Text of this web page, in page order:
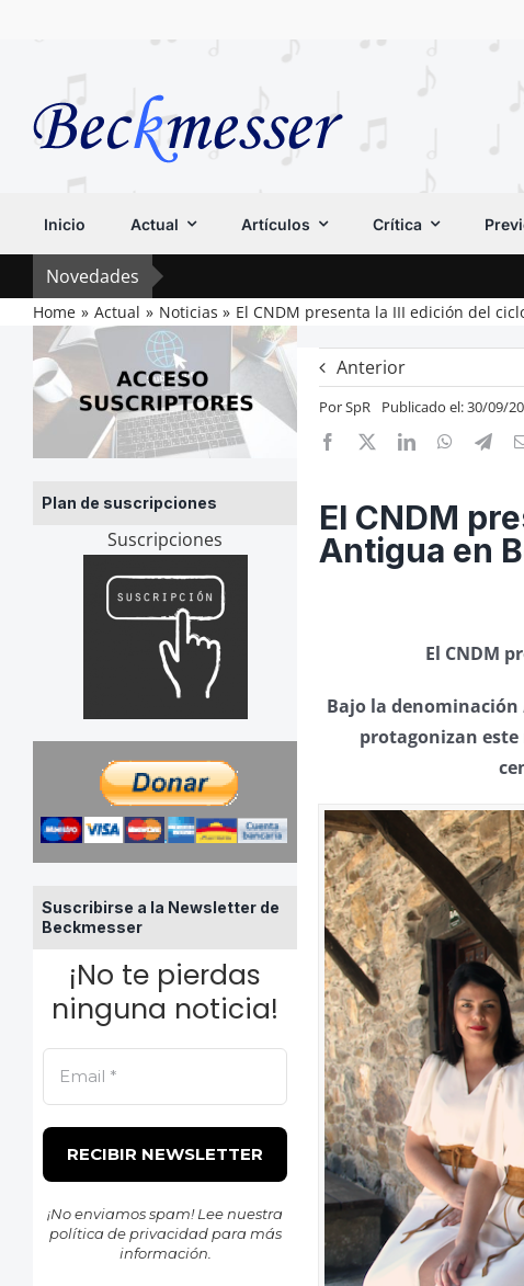
Inicio Actual Artículos Crítica
Novedades
Home Actual Noticias El CNDM presenta la III edición del
Plan de suscripciones
Suscripciones
Suscribirse a la Newsletter de
Beckmesser
¡No te pierdas
ninguna noticia!
¡No enviamos spam! Lee nuestra
política de privacidadpara más
información.
Anterior
PorSpR Publicado el: 30/09/
El CNDM
Antigua en
El CNDM
Bajo la denominación
protagonizan este